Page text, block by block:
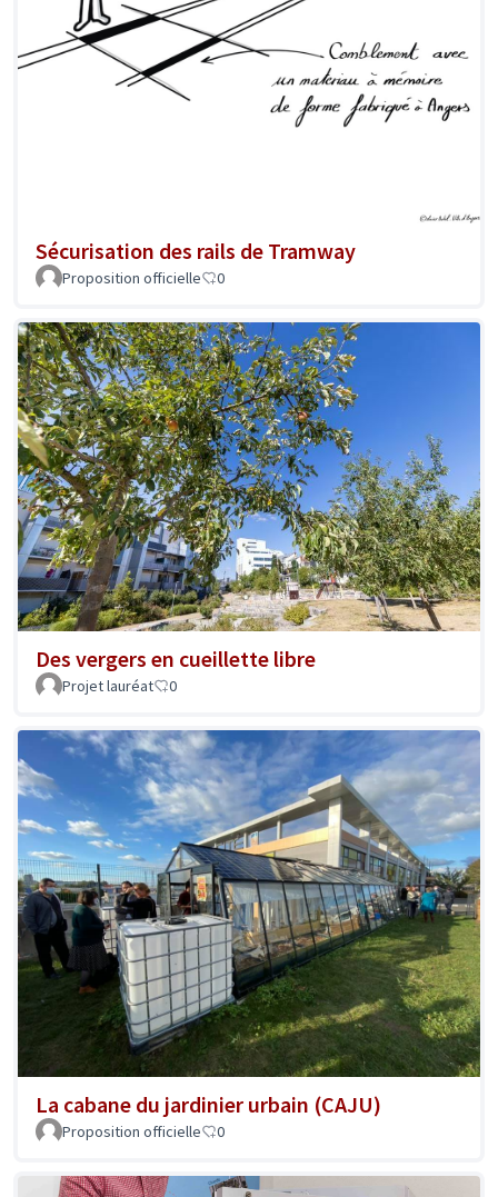
Sécurisation des rails de Tramway
Proposition officielle 0
Des vergers en cueillette libre
Projet lauréat 0
La cabane du jardinier urbain (CAJU)
Proposition officielle 0